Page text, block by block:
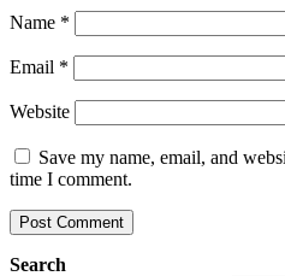
Name *
Email *
Website
Save my name, email, and
time I comment.
Search